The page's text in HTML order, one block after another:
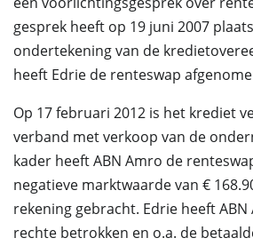
gesprek heeft op 19 juni 2007
ondertekening van de
heeft Edrie de renteswap
Op 17 februari 2012 is het krediet
verband met verkoop van de
kader heeft ABN Amro de
negatieve marktwaarde van €
rekening gebracht. Edrie heeft ABN
rechte betrokken en o.a. de